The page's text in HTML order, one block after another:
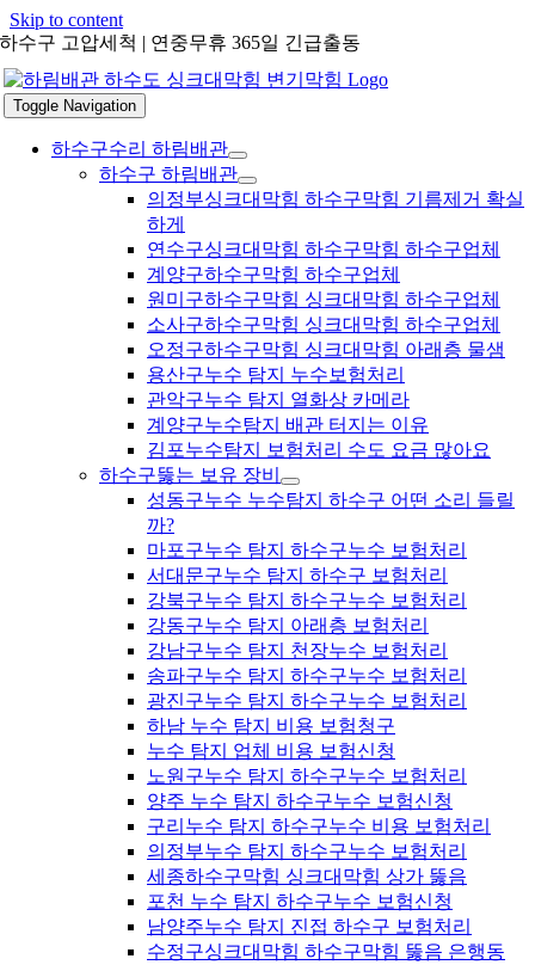
Skip to content
하수구 고압세척 | 연중무휴 365일 긴급출동
Toggle Navigation
하수구수리 하림배관
하수구 하림배관
의정부싱크대막힘 하수구막힘 기름제거 확실
하게
연수구싱크대막힘 하수구막힘 하수구업체
계양구하수구막힘 하수구업체
원미구하수구막힘 싱크대막힘 하수구업체
소사구하수구막힘 싱크대막힘 하수구업체
오정구하수구막힘 싱크대막힘 아래층 물샘
용산구누수 탐지 누수보험처리
관악구누수 탐지 열화상 카메라
계양구누수탐지 배관 터지는 이유
김포누수탐지 보험처리 수도 요금 많아요
하수구뚫는 보유 장비
성동구누수 누수탐지 하수구 어떤 소리 들릴
까?
마포구누수 탐지 하수구누수 보험처리
서대문구누수 탐지 하수구 보험처리
강북구누수 탐지 하수구누수 보험처리
강동구누수 탐지 아래층 보험처리
강남구누수 탐지 천장누수 보험처리
송파구누수 탐지 하수구누수 보험처리
광진구누수 탐지 하수구누수 보험처리
하남 누수 탐지 비용 보험청구
누수 탐지 업체 비용 보험신청
노원구누수 탐지 하수구누수 보험처리
양주 누수 탐지 하수구누수 보험신청
구리누수 탐지 하수구누수 비용 보험처리
의정부누수 탐지 하수구누수 보험처리
세종하수구막힘 싱크대막힘 상가 뚫음
포천 누수 탐지 하수구누수 보험신청
남양주누수 탐지 진접 하수구 보험처리
수정구싱크대막힘 하수구막힘 뚫음 은행동